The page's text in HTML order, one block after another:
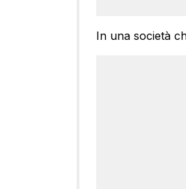
In una società